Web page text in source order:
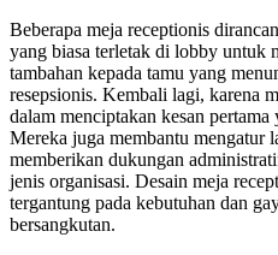
Beberapa meja receptionis
yang biasa terletak di lobby untuk
tambahan kepada tamu yang
resepsionis. Kembali lagi, karena
dalam menciptakan kesan
Mereka juga membantu mengatur
memberikan dukungan
jenis organisasi. Desain meja
tergantung pada kebutuhan dan
bersangkutan.